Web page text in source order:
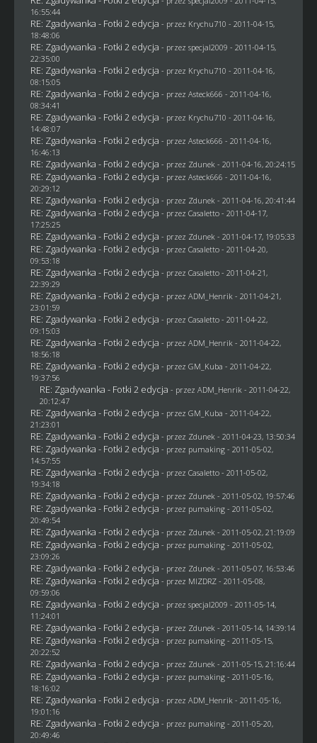
16:55:44
RE: Zgadywanka - Fotki 2 edycja - przez Krychu710 - 2011-04-15,
18:48:06
RE: Zgadywanka - Fotki 2 edycja - przez specjal2009 - 2011-04-15,
22:35:00
RE: Zgadywanka - Fotki 2 edycja - przez Krychu710 - 2011-04-16,
08:15:05
RE: Zgadywanka - Fotki 2 edycja - przez Asteck666 - 2011-04-16,
08:34:41
RE: Zgadywanka - Fotki 2 edycja - przez Krychu710 - 2011-04-16,
14:48:07
RE: Zgadywanka - Fotki 2 edycja - przez Asteck666 - 2011-04-16,
16:46:13
RE: Zgadywanka - Fotki 2 edycja - przez Zdunek- 2011-04-16, 20:24:15
RE: Zgadywanka - Fotki 2 edycja - przez Asteck666 - 2011-04-16,
20:29:12
RE: Zgadywanka - Fotki 2 edycja - przez Zdunek- 2011-04-16, 20:41:44
RE: Zgadywanka - Fotki 2 edycja - przez Casaletto- 2011-04-17,
17:25:25
RE: Zgadywanka - Fotki 2 edycja - przez Zdunek- 2011-04-17, 19:05:33
RE: Zgadywanka - Fotki 2 edycja - przez Casaletto- 2011-04-20,
09:53:18
RE: Zgadywanka - Fotki 2 edycja - przez Casaletto- 2011-04-21,
22:39:29
RE: Zgadywanka - Fotki 2 edycja - przez ADM_Henrik- 2011-04-21,
23:01:59
RE: Zgadywanka - Fotki 2 edycja - przez Casaletto- 2011-04-22,
09:15:03
RE: Zgadywanka - Fotki 2 edycja - przez ADM_Henrik- 2011-04-22,
18:56:18
RE: Zgadywanka - Fotki 2 edycja - przez GM_Kuba - 2011-04-22,
19:37:56
RE: Zgadywanka - Fotki 2 edycja - przez ADM_Henrik- 2011-04-22,
20:12:47
RE: Zgadywanka - Fotki 2 edycja - przez GM_Kuba - 2011-04-22,
21:23:01
RE: Zgadywanka - Fotki 2 edycja - przez Zdunek- 2011-04-23, 13:50:34
RE: Zgadywanka - Fotki 2 edycja - przez pumaking- 2011-05-02,
14:57:55
RE: Zgadywanka - Fotki 2 edycja - przez Casaletto- 2011-05-02,
19:34:18
RE: Zgadywanka - Fotki 2 edycja - przez Zdunek- 2011-05-02, 19:57:46
RE: Zgadywanka - Fotki 2 edycja - przez pumaking- 2011-05-02,
20:49:54
RE: Zgadywanka - Fotki 2 edycja - przez Zdunek- 2011-05-02, 21:19:09
RE: Zgadywanka - Fotki 2 edycja - przez pumaking- 2011-05-02,
23:09:26
RE: Zgadywanka - Fotki 2 edycja - przez Zdunek- 2011-05-07, 16:53:46
RE: Zgadywanka - Fotki 2 edycja - przez MIZDRZ- 2011-05-08,
09:59:06
RE: Zgadywanka - Fotki 2 edycja - przez specjal2009 - 2011-05-14,
11:24:01
RE: Zgadywanka - Fotki 2 edycja - przez Zdunek- 2011-05-14, 14:39:14
RE: Zgadywanka - Fotki 2 edycja - przez pumaking- 2011-05-15,
20:22:52
RE: Zgadywanka - Fotki 2 edycja - przez Zdunek- 2011-05-15, 21:16:44
RE: Zgadywanka - Fotki 2 edycja - przez pumaking- 2011-05-16,
18:16:02
RE: Zgadywanka - Fotki 2 edycja - przez ADM_Henrik- 2011-05-16,
19:01:16
RE: Zgadywanka - Fotki 2 edycja - przez pumaking- 2011-05-20,
20:49:46